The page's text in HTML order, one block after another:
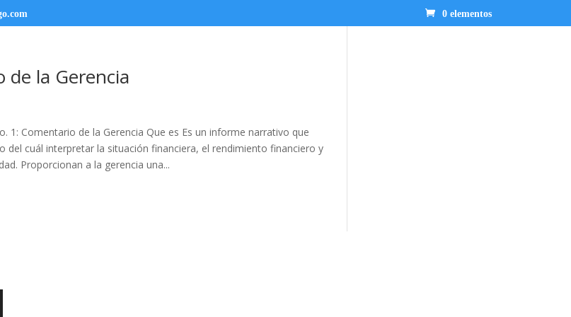
0 elementos
de la Gerencia
1: Comentario de la Gerencia Que es Es un informe narrativo que
del cuál interpretar la situación financiera, el rendimiento financiero y
Proporcionan a la gerencia una...